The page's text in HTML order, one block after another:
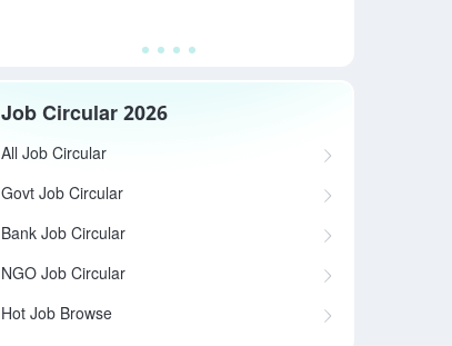
Job Circular 2026
All Job Circular
Govt Job Circular
Bank Job Circular
NGO Job Circular
Hot Job Browse